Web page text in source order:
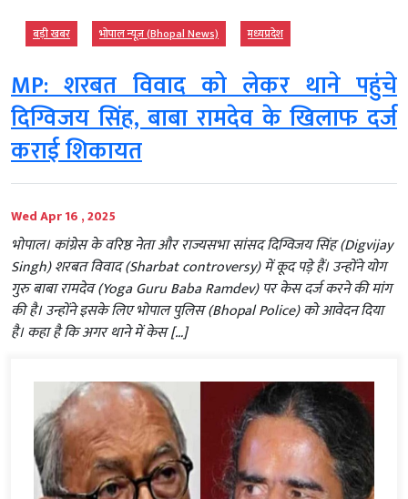
बड़ी खबर भोपाल न्यूज़ (Bhopal News) मध्‍यप्रदेश
MP: शरबत विवाद को लेकर थाने पहुंचे
दिग्विजय सिंह, बाबा रामदेव के खिलाफ दर्ज
कराई शिकायत
Wed Apr 16 , 2025
भोपाल। कांग्रेस के वरिष्ठ नेता और राज्यसभा सांसद दिग्विजय सिंह (Digvijay
Singh) शरबत विवाद (Sharbat controversy) में कूद पड़े हैं। उन्होंने योग
गुरु बाबा रामदेव (Yoga Guru Baba Ramdev) पर केस दर्ज करने की मांग
की है। उन्होंने इसके लिए भोपाल पुलिस (Bhopal Police) को आवेदन दिया
है। कहा है कि अगर थाने में केस […]